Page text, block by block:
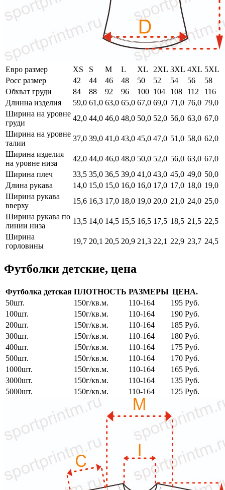
Евро размер XS S M L XL 2XL 3XL 4XL 5XL
Росс размер
42 44 46 48 50 52 54 56
58
Обхват груди
84 88 92 96 100 104 108 112
116
Длинна изделия
59,0 61,0 63,0 65,0 67,0 69,0 71,0 76,0 79,0
Ширина на уровне
груди
42,0 44,0 46,0 48,0 50,0 52,0 56,0 63,0 67,0
Ширина на уровне
талии
37,0 39,0 41,0 43,0 45,0 47,0 51,0 58,0 62,0
Ширина изделия
на уровне низа
42,0 44,0 46,0 48,0 50,0 52,0 56,0 63,0 67,0
Ширина плеч
33,5 35,0 36,5 39,0 41,0 43,0 45,0 49,0 50,0
Длина рукава
14,0 15,0 15,0 16,0 16,0 17,0 17,0 18,0 19,0
Ширина рукава
вверху
15,6 16,3 17,0 18,0 19,0 20,0 21,0 24,0 25,0
Ширина рукава по
линии низа
13,5 14,0 14,5 15,5 16,5 17,5 18,5 21,5 22,5
Ширина
горловины
19,7 20,1 20,5 20,9 21,3 22,1 22,9 23,7 24,5
Футболки детские, цена
Футболка детская ПЛОТНОСТЬ РАЗМЕРЫ ЦЕНА.
50шт.
150г/кв.м. 110-164
195 Руб.
100шт.
150г/кв.м. 110-164
190 Руб.
200шт.
150г/кв.м. 110-164
185 Руб.
300шт.
150г/кв.м. 110-164
180 Руб.
400шт.
150г/кв.м. 110-164
175 Руб.
500шт.
150г/кв.м. 110-164
170 Руб.
1000шт.
150г/кв.м. 110-164
165 Руб.
3000шт.
150г/кв.м. 110-164
135 Руб.
5000шт.
150г/кв.м. 110-164 125 Руб.